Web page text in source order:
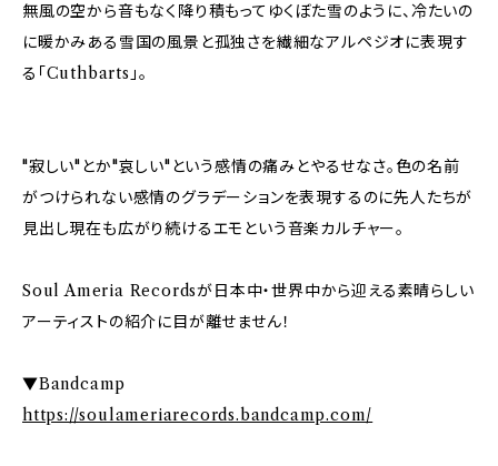
無風の空から音もなく降り積もってゆくぼた雪のように、冷たいの
に暖かみある雪国の風景と孤独さを繊細なアルペジオに表現す
る「Cuthbarts」。
"寂しい"とか"哀しい"という感情の痛みとやるせなさ。色の名前
がつけられない感情のグラデーションを表現するのに先人たちが
見出し現在も広がり続けるエモという音楽カルチャー。
Soul Ameria Recordsが日本中・世界中から迎える素晴らしい
アーティストの紹介に目が離せません！
▼Bandcamp
https://soulameriarecords.bandcamp.com/